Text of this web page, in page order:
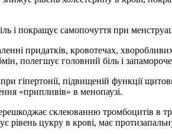
і покращує самопочуття при
придатків, кровотечах,
полегшує головний біль і
гіпертонії, підвищеній функції
«припливів» в менопаузі.
склеюванню тромбоцитів в
рівень цукру в крові, має